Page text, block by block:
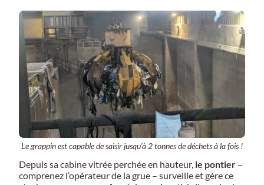
Le grappin est capable de saisir jusqu’à 2 tonnes de déchets à la fois !
Depuis sa cabine vitrée perchée en hauteur, le pontier –
comprenez l’opérateur de la grue – surveille et gère ce